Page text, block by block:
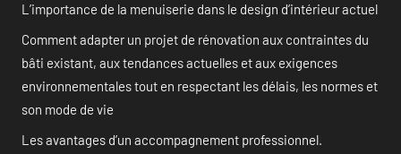
L’importance de la menuiserie dans le design d’intérieur actuel
Comment adapter un projet de rénovation aux contraintes du
bâti existant, aux tendances actuelles et aux exigences
environnementales tout en respectant les délais, les normes et
son mode de vie
Les avantages d’un accompagnement professionnel.